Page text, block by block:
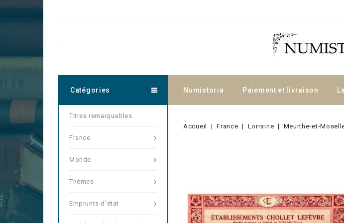
.
Numistoria Paiement et livraison
Catégories
Titres remarquables
France
Monde
Thèmes
Emprunts d'état
Accueil France Lorraine Meurthe-et-